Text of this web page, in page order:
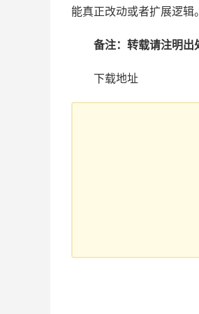
能真正改动或者扩展逻辑。
备注：转载请注明出
下载地址